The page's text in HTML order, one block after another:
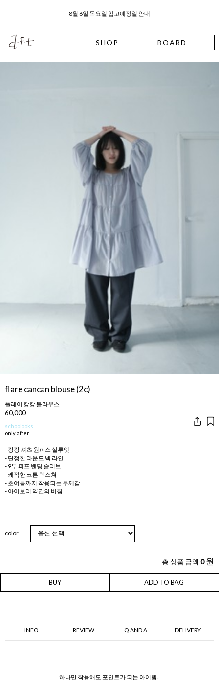
26 여름 휴가 안내
SHOP BOARD
flare cancan blouse (2c)
플레어 캉캉 블라우스
60,000
schoolooks∵
only after
- 캉캉 셔츠 원피스 실루엣
- 단정한 라운드 넥 라인
- 9부 퍼프 밴딩 슬리브
- 쾌적한 코튼 텍스쳐
- 초여름까지 착용되는 두께감
- 아이보리 약간의 비침
color
총 상품 금액 0 원
BUY ADD TO BAG
INFO REVIEW Q AND A DELIVERY
하나만 착용해도 포인트가 되는 아이템..